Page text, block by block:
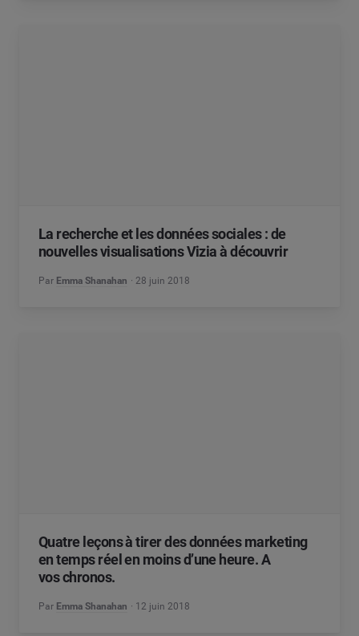
La recherche et les données sociales : de
nouvelles visualisations Vizia à découvrir
Par Emma Shanahan 28 juin 2018
Quatre leçons à tirer des données marketing
en temps réel en moins d’une heure. A
vos chronos.
Par Emma Shanahan 12 juin 2018